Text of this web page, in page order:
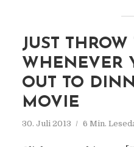
JUST
WHENEVER
OUT TO
MOVIE
30. Juli 2013 6 Min.